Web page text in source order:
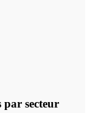
par secteur